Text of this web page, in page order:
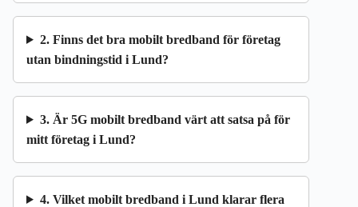
2. Finns det bra mobilt bredband för företag
utan bindningstid i Lund?
3. Är 5G mobilt bredband värt att satsa på för
mitt företag i Lund?
4. Vilket mobilt bredband i Lund klarar flera